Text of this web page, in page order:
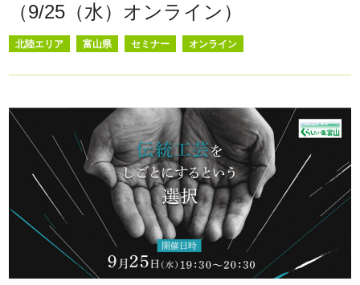
（9/25（水）オンライン）
北陸エリア 富山県 セミナー オンライン